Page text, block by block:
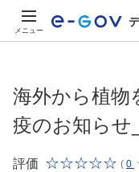
メニュー
海外から植物
疫のお知らせ
評価 ( 0